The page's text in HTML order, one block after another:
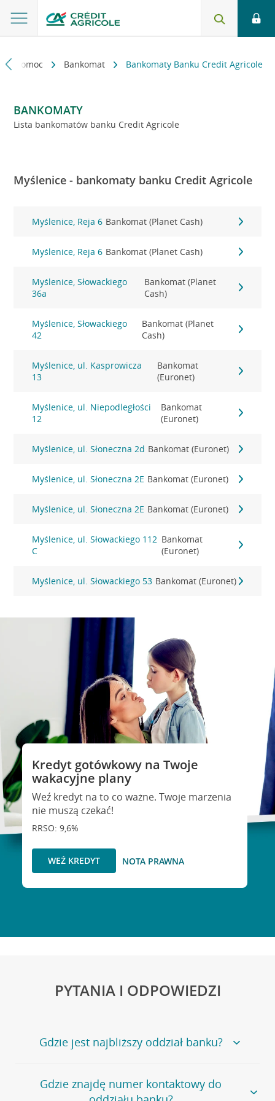
i pomoc Bankomat Bankomaty Banku Credit Agricole
BANKOMATY
Lista bankomatów banku Credit Agricole
Myślenice - bankomaty banku Credit Agricole
Myślenice, Reja 6 Bankomat (Planet Cash)
Myślenice, Reja 6 Bankomat (Planet Cash)
Myślenice, Słowackiego
36a
Bankomat (Planet
Cash)
Myślenice, Słowackiego
42
Bankomat (Planet
Cash)
Myślenice, ul. Kasprowicza
13
Bankomat
(Euronet)
Myślenice, ul. Niepodległości
12
Bankomat
(Euronet)
Myślenice, ul. Słoneczna 2d Bankomat (Euronet)
Myślenice, ul. Słoneczna 2E Bankomat (Euronet)
Myślenice, ul. Słoneczna 2E Bankomat (Euronet)
Myślenice, ul. Słowackiego 112
C
Bankomat
(Euronet)
Myślenice, ul. Słowackiego 53 Bankomat (Euronet)
Kredyt gotówkowy na Twoje
wakacyjne plany
Weź kredyt na to co ważne. Twoje marzenia
nie muszą czekać!
RRSO: 9,6%
WEŹ KREDYT NOTA PRAWNA
PYTANIA I ODPOWIEDZI
Gdzie jest najbliższy oddział banku?
Jeśli szukasz oddziału naszego banku, zapraszamy na
stronęPlacówki i bankomaty, na której znajduje się
Gdzie znajdę numer kontaktowy do